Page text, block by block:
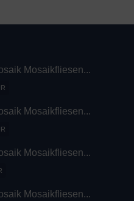
Mosaikfliesen...
Mosaikfliesen...
Mosaikfliesen...
Mosaikfliesen...